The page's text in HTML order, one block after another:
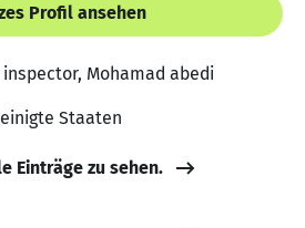
Profil ansehen
Mohamad abedi
Staaten
Einträge zu sehen.